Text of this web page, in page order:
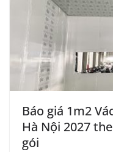
Báo giá 1m2
Hà Nội 2027
gói